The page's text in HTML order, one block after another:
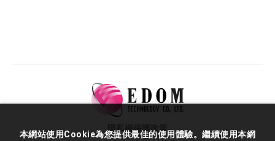
隱私權保護政策
本網站使用Cookie為您提供最佳的使用體驗。繼續使用本網